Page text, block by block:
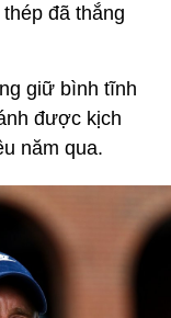
đã thắng
giữ bình tĩnh
được kịch
năm qua.